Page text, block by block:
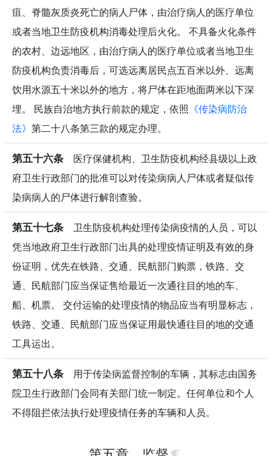
疽、脊髓灰质炎死亡的病人尸体，由治疗病人的医疗单位
或者当地卫生防疫机构消毒处理后火化。 不具备火化条件
的农村、边远地区，由治疗病人的医疗单位或者当地卫生
防疫机构负责消毒后，可选远离居民点五百米以外、远离
饮用水源五十米以外的地方，将尸体在距地面两米以下深
埋。 民族自治地方执行前款的规定，依照 《传染病防治
法》 第二十八条第三款的规定办理。
第五十六条 医疗保健机构、卫生防疫机构经县级以上政
府卫生行政部门的批准可以对传染病病人尸体或者疑似传
染病病人的尸体进行解剖查验。
第五十七条 卫生防疫机构处理传染病疫情的人员，可以
凭当地政府卫生行政部门出具的处理疫情证明及有效的身
份证明，优先在铁路、交通、民航部门购票，铁路、交
通、民航部门应当保证售给最近一次通往目的地的车、
船、机票。 交付运输的处理疫情的物品应当有明显标志，
铁路、交通、民航部门应当保证用最快通往目的地的交通
工具运出。
第五十八条 用于传染病监督控制的车辆，其标志由国务
院卫生行政部门会同有关部门统一制定。任何单位和个人
不得阻拦依法执行处理疫情任务的车辆和人员。